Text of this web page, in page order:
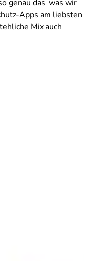
genau das, was wir
Apps am liebsten
Mix auch